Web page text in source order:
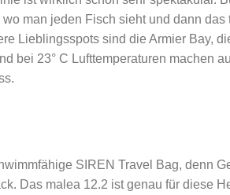
man jeden Fisch sieht und dann das
Lieblingsspots sind die Armier Bay,
bei 23° C Lufttemperaturen machen
SIREN Travel Bag, denn
Das malea 12.2 ist genau für diese